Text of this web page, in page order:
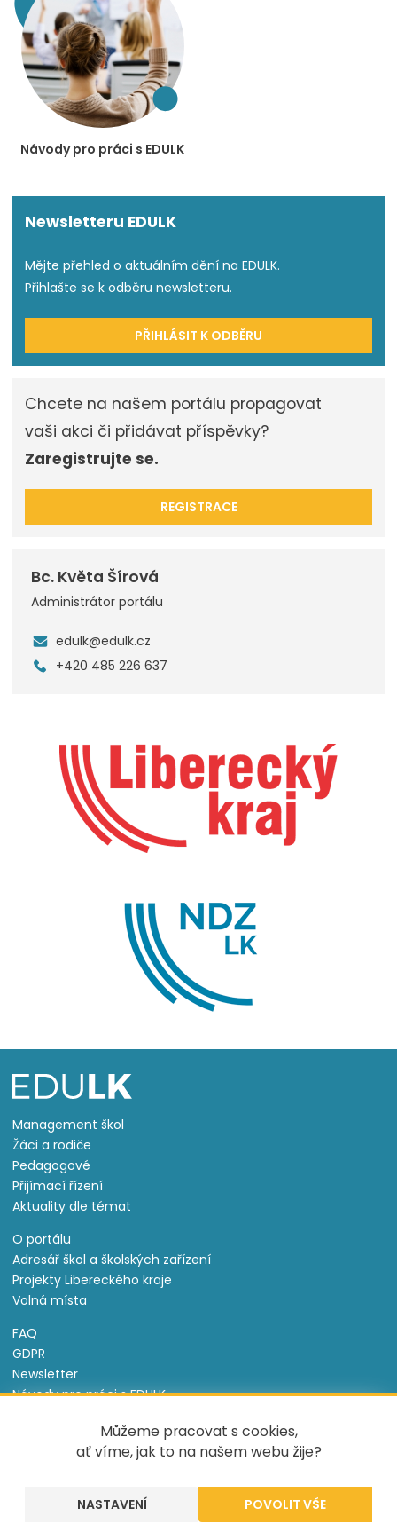
Můžeme pracovat s cookies,
ať víme, jak to na našem webu žije?
NASTAVENÍ
Návody pro práci s EDULK
Newsletteru EDULK
Mějte přehled o aktuálním dění na EDULK.
Přihlašte se k odběru newsletteru.
PŘIHLÁSIT K ODBĚRU
Chcete na našem portálu propagovat
vaši akci či přidávat příspěvky?
Zaregistrujte se.
REGISTRACE
Bc. Květa Šírová
Administrátor portálu
edulk@edulk.cz
+420 485 226 637
Management škol
Žáci a rodiče
Pedagogové
Přijímací řízení
Aktuality dle témat
O portálu
Adresář škol a školských zařízení
Projekty Libereckého kraje
Volná místa
FAQ
GDPR
Newsletter
Návody pro práci s EDULK
Nastavení cookies
Informace o souborech cookie
Tento projekt je spolufinancován Evropským sociálním
fondem a státním rozpočtem České republiky.